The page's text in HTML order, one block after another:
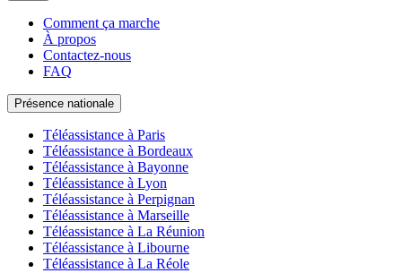
Comment ça marche
À propos
Contactez-nous
FAQ
Présence nationale
Téléassistance à Paris
Téléassistance à Bordeaux
Téléassistance à Bayonne
Téléassistance à Lyon
Téléassistance à Perpignan
Téléassistance à Marseille
Téléassistance à La Réunion
Téléassistance à Libourne
Téléassistance à La Réole